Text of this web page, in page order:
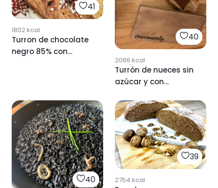
41
1802kcal
Turron de chocolate
negro 85% con
40
2066 kcal
Turrón de nueces sin
azúcar y con
40
39
2754 kcal